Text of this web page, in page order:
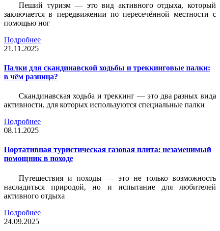
Пеший туризм — это вид активного отдыха, который
заключается в передвижении по пересечённой местности с
помощью ног
Подробнее
21.11.2025
Палки для скандинавской ходьбы и треккинговые палки:
в чём разница?
Скандинавская ходьба и треккинг — это два разных вида
активности, для которых используются специальные палки
Подробнее
08.11.2025
Портативная туристическая газовая плита: незаменимый
помощник в походе
Путешествия и походы — это не только возможность
насладиться природой, но и испытание для любителей
активного отдыха
Подробнее
24.09.2025